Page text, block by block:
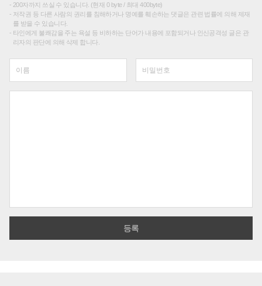
200자까지 쓰실 수 있습니다. (현재 0 byte / 최대 400byte)
저작권 등 다른 사람의 권리를 침해하거나 명예를 훼손하는 댓글은 관련 법률에 의해 제재
를 받을 수 있습니다.
타인에게 불쾌감을 주는 욕설 등 비하하는 단어가 내용에 포함되거나 인신공격성 글은 관
리자의 판단에 의해 삭제 합니다.